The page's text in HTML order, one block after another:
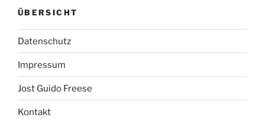
ÜBERSICHT
Datenschutz
Impressum
Jost Guido Freese
Kontakt